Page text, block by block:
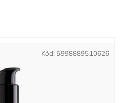
Kód: 5998889510626